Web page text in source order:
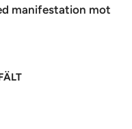
manifestation mot